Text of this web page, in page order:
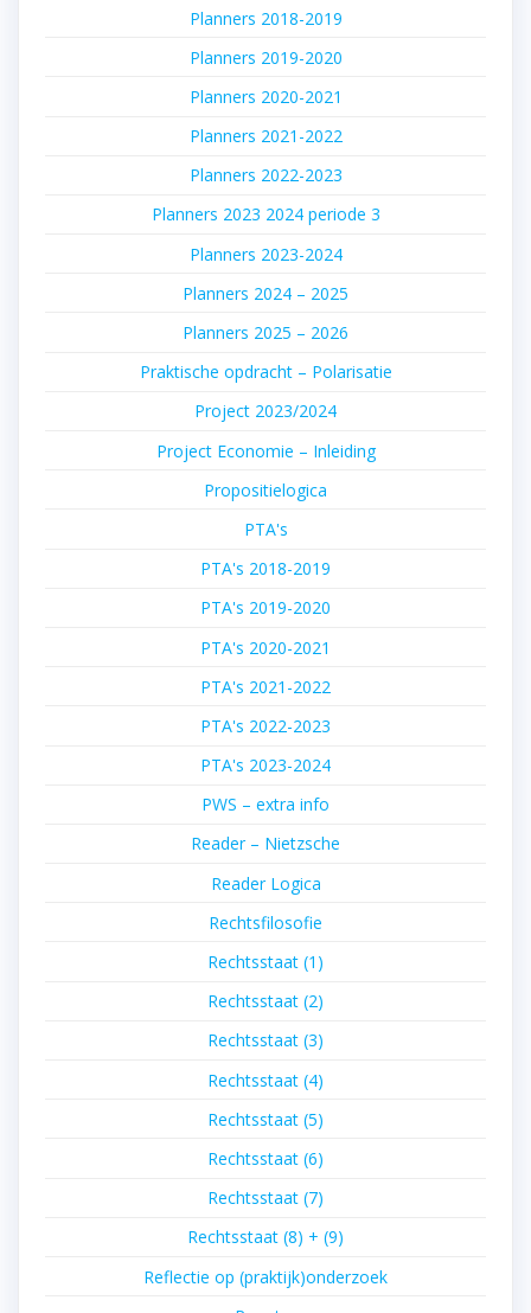
Planners 2018-2019
Planners 2019-2020
Planners 2020-2021
Planners 2021-2022
Planners 2022-2023
Planners 2023 2024 periode 3
Planners 2023-2024
Planners 2024 – 2025
Planners 2025 – 2026
Praktische opdracht – Polarisatie
Project 2023/2024
Project Economie – Inleiding
Propositielogica
PTA's
PTA's 2018-2019
PTA's 2019-2020
PTA's 2020-2021
PTA's 2021-2022
PTA's 2022-2023
PTA's 2023-2024
PWS – extra info
Reader – Nietzsche
Reader Logica
Rechtsfilosofie
Rechtsstaat (1)
Rechtsstaat (2)
Rechtsstaat (3)
Rechtsstaat (4)
Rechtsstaat (5)
Rechtsstaat (6)
Rechtsstaat (7)
Rechtsstaat (8) + (9)
Reflectie op (praktijk)onderzoek